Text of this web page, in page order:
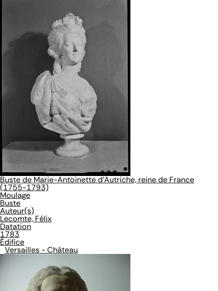
Buste de Marie-Antoinette d'Autriche, reine de France
(1755-1793)
Moulage
Buste
Auteur(s)
Lecomte, Félix
Datation
1783
Édifice
Versailles - Château